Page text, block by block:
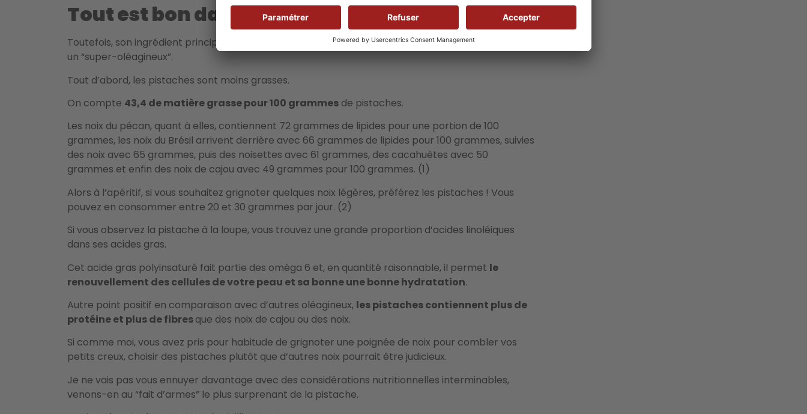
Tout est bon dans la pistache
Toutefois, son ingrédient principal en est un : la pistache.J’irais même jusqu’à dire que la pistache
un “super-oléagineux”.
Tout d’abord, les pistaches sont moins grasses.
On compte 43,4 de matière grasse pour 100 grammes de pistaches.
Les noix du pécan, quant à elles, contiennent 72 grammes de lipides pour une portion de 100
grammes, les noix du Brésil arrivent derrière avec 66 grammes de lipides pour 100 grammes, suivies
des noix avec 65 grammes, puis des noisettes avec 61 grammes, des cacahuètes avec 50
grammes et enfin des noix de cajou avec 49 grammes pour 100 grammes. (1)
Alors à l’apéritif, si vous souhaitez grignoter quelques noix légères, préférez les pistaches ! Vous
pouvez en consommer entre 20 et 30 grammes par jour. (2)
Si vous observez la pistache à la loupe, vous trouvez une grande proportion d’acides linoléiques
dans ses acides gras.
Cet acide gras polyinsaturé fait partie des oméga 6 et, en quantité raisonnable, il permet le
renouvellement des cellules de votre peau et sa bonne une bonne hydratation.
Autre point positif en comparaison avec d’autres oléagineux, les pistaches contiennent plus de
protéine et plus de fibresque des noix de cajou ou des noix.
Si comme moi, vous avez pris pour habitude de grignoter une poignée de noix pour combler vos
petits creux, choisir des pistaches plutôt que d’autres noix pourrait être judicieux.
Je ne vais pas vous ennuyer davantage avec des considérations nutritionnelles interminables,
venons-en au “fait d’armes” le plus surprenant de la pistache.